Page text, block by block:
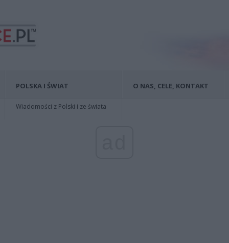
POLSKA I ŚWIAT
Wiadomości z Polski i ze świata
O NAS, CELE, KONTAKT